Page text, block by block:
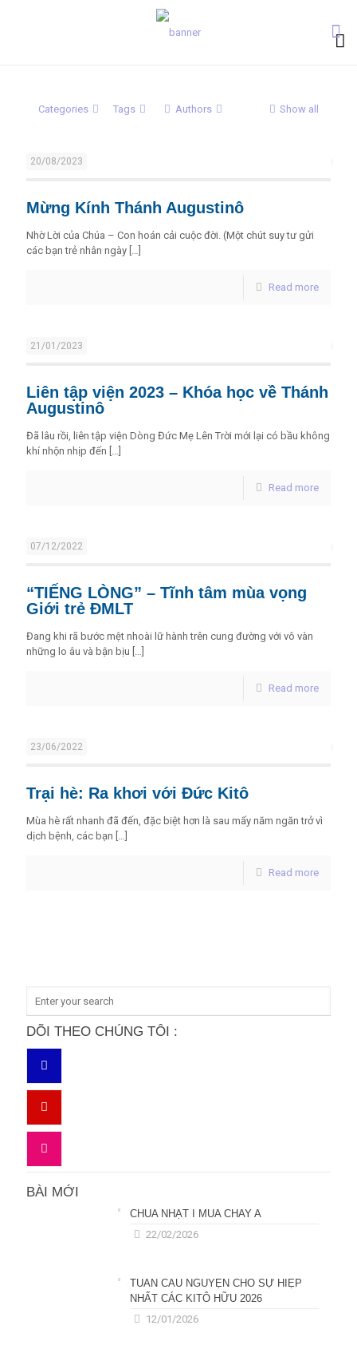
Categories Tags Authors Show all
20/08/2023
Mừng Kính Thánh Augustinô
Nhờ Lời của Chúa – Con hoán cải cuộc đời. (Một chút suy tư gửi
các bạn trẻ nhân ngày […]
Read more
21/01/2023
Liên tập viện 2023 – Khóa học về Thánh
Augustinô
Đã lâu rồi, liên tập viện Dòng Đức Mẹ Lên Trời mới lại có bầu không
khí nhộn nhịp đến […]
Read more
07/12/2022
“TIẾNG LÒNG” – Tĩnh tâm mùa vọng
Giới trẻ ĐMLT
Đang khi rã bước mệt nhoài lữ hành trên cung đường với vô vàn
những lo âu và bận bịu […]
Read more
23/06/2022
Trại hè: Ra khơi với Đức Kitô
Mùa hè rất nhanh đã đến, đặc biệt hơn là sau mấy năm ngăn trở vì
dịch bệnh, các bạn […]
Read more
DÕI THEO CHÚNG TÔI :
BÀI MỚI
CHÚA NHẬT I MÙA CHAY A
22/02/2026
TUẦN CẦU NGUYỆN CHO SỰ HIỆP
NHẤT CÁC KITÔ HỮU 2026
12/01/2026